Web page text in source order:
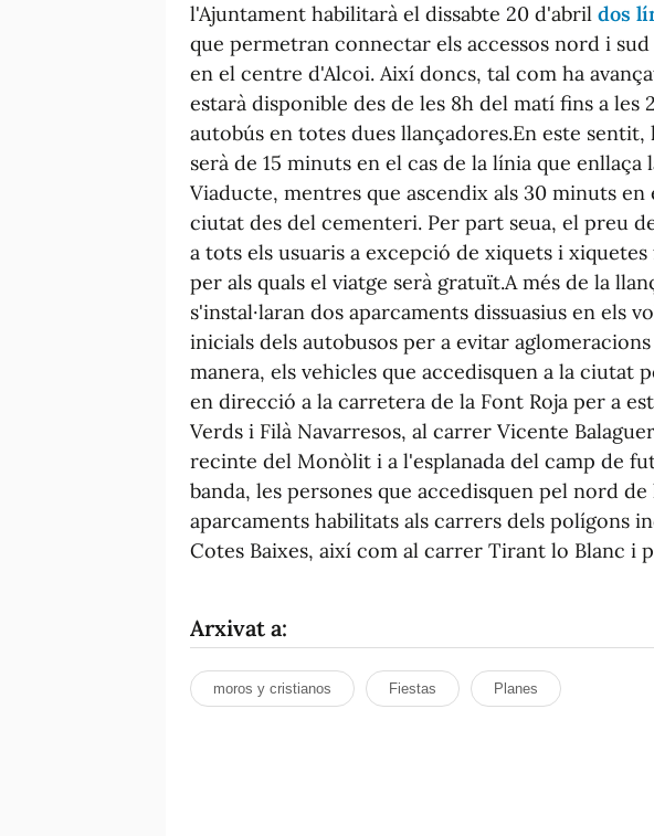
l'Ajuntament habilitarà el dissabte 20 d'abril dos
que permetran connectar els accessos nord i
en el centre d'Alcoi. Així doncs, tal com ha
estarà disponible des de les 8h del matí fins a les
autobús en totes dues llançadores.En este
serà de 15 minuts en el cas de la línia que enllaça
Viaducte, mentres que ascendix als 30 minuts en
ciutat des del cementeri. Per part seua, el preu
a tots els usuaris a excepció de xiquets i
per als quals el viatge serà gratuït.A més de la
s'instal·laran dos aparcaments dissuasius en els
inicials dels autobusos per a evitar
manera, els vehicles que accedisquen a la ciutat
en direcció a la carretera de la Font Roja per a
Verds i Filà Navarresos, al carrer Vicente
recinte del Monòlit i a l'esplanada del camp de
banda, les persones que accedisquen pel nord
aparcaments habilitats als carrers dels polígons
Cotes Baixes, així com al carrer Tirant lo Blanc i
Arxivat a:
moros y cristianos Fiestas Planes